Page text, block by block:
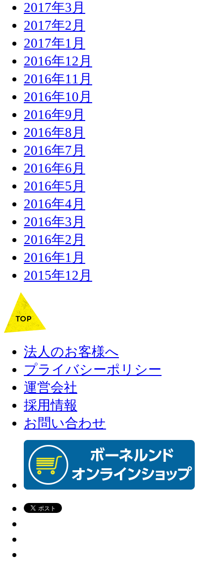
2017年3月
2017年2月
2017年1月
2016年12月
2016年11月
2016年10月
2016年9月
2016年8月
2016年7月
2016年6月
2016年5月
2016年4月
2016年3月
2016年2月
2016年1月
2015年12月
法人のお客様へ
プライバシーポリシー
運営会社
採用情報
お問い合わせ